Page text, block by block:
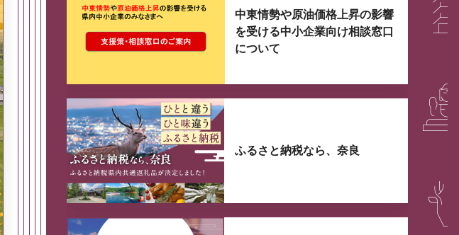
奈良」
集
中東情勢や原油価格上昇の影響
を受ける中小企業向け相談窓口
について
ふるさと納税なら、奈良